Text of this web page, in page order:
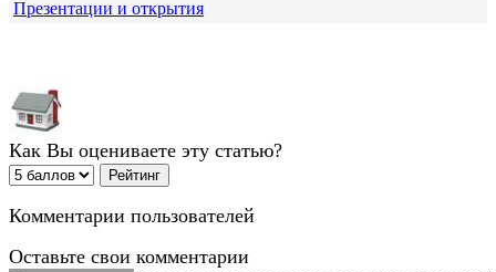
Презентации и открытия
Как Вы оцениваете эту статью?
Комментарии пользователей
Оставьте свои комментарии